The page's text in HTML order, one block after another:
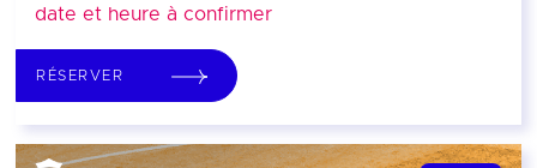
date et heure à confirmer
RÉSERVER